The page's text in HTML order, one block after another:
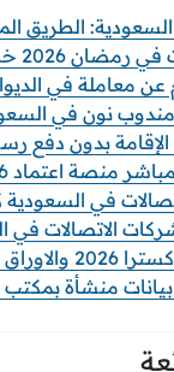
ورابط اصدار التصاريح
في الديوان
نون في السعودية
بدون دفع رسوم
منصة اعتماد 2026
في السعودية
الاتصالات في
المطلوبة
منشأة بمكتب العمل